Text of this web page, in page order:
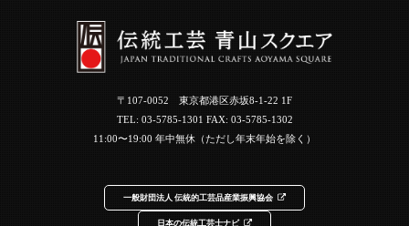
〒107-0052 東京都港区赤坂8-1-22 1F
TEL: 03-5785-1301 FAX: 03-5785-1302
11:00〜19:00 年中無休（ただし年末年始を除く）
一般財団法人 伝統的工芸品産業振興協会
日本の伝統工芸士ナビ